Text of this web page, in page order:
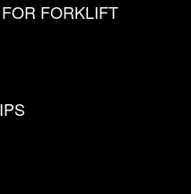
FORKLIFT